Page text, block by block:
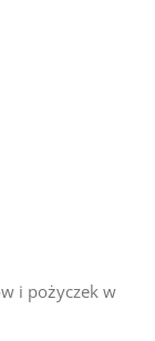
i pożyczek w